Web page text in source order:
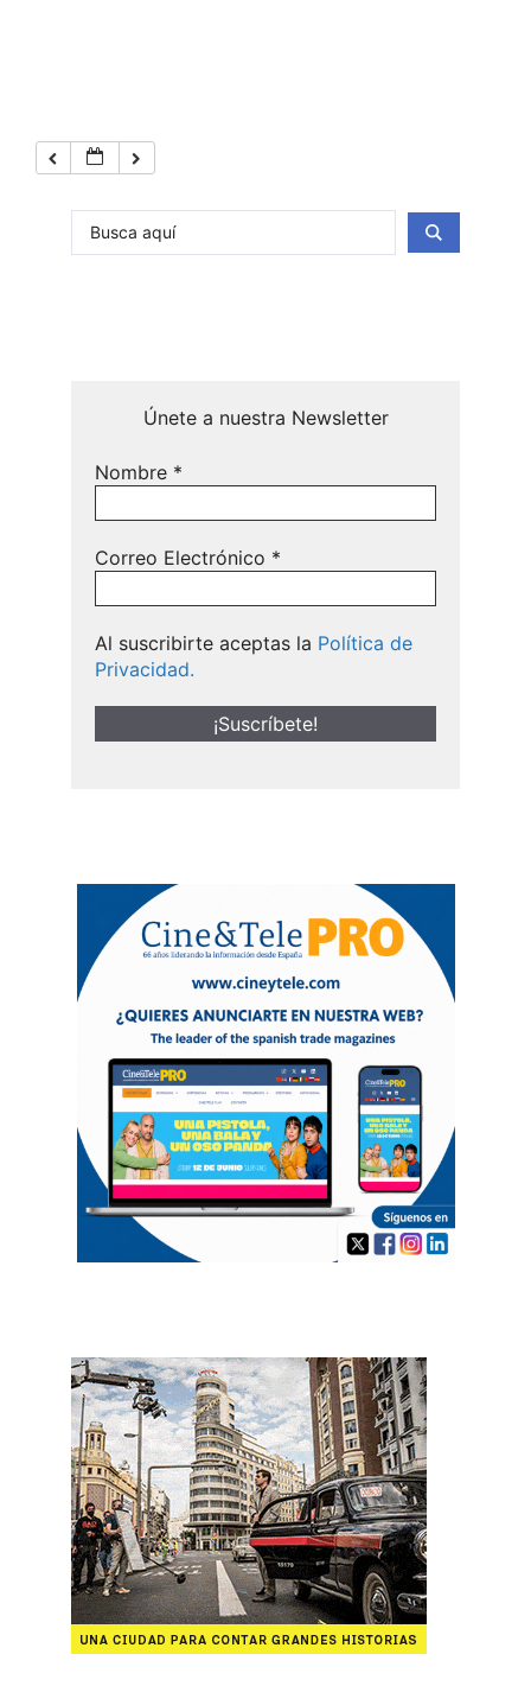
Únete a nuestra Newsletter
Nombre *
Correo Electrónico *
Al suscribirte aceptas la Política de
Privacidad.